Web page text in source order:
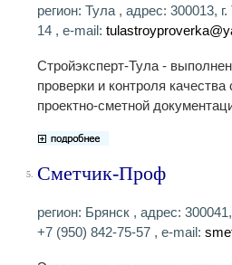
регион: Тула , адрес: 300013,
14 , e-mail:
Стройэксперт-Тула -
проверки и контроля
проектно-сметной
5. Сметчик-Проф
регион: Брянск , адрес:
+7 (950) 842-75-57 , e-mail: